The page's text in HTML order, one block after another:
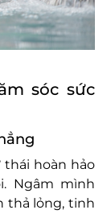
sóc sức
hoàn hảo
Ngâm mình
thả lỏng, tinh